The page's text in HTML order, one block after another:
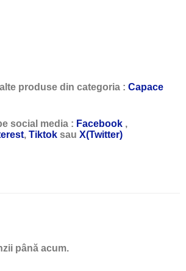
produse din categoria : Capace
social media : Facebook ,
, Tiktok sau X(Twitter)
până acum.